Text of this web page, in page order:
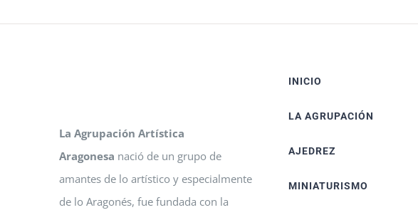
La Agrupación Artística
Aragonesa nació de un grupo de
amantes de lo artístico y especialmente
de lo Aragonés, fue fundada con la
INICIO
LA AGRUPACIÓN
AJEDREZ
MINIATURISMO